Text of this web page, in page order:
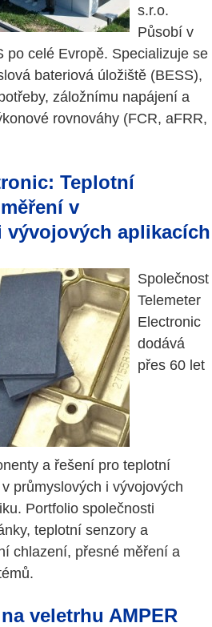
s.r.o.
Působí v
po celé Evropě. Specializuje se
bateriová úložiště (BESS),
záložnímu napájení a
rovnováhy (FCR, aFRR,
Teplotní
v
vývojových aplikacích
Společnost
Telemeter
Electronic
dodává
přes 60 let
a řešení pro teplotní
průmyslových i vývojových
Portfolio společnosti
teplotní senzory a
chlazení, přesné měření a
veletrhu AMPER